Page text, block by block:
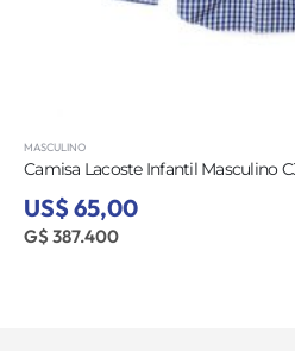
MASCULINO
Camisa Lacoste Infantil Masculino
US$ 65,00
G$ 387.400